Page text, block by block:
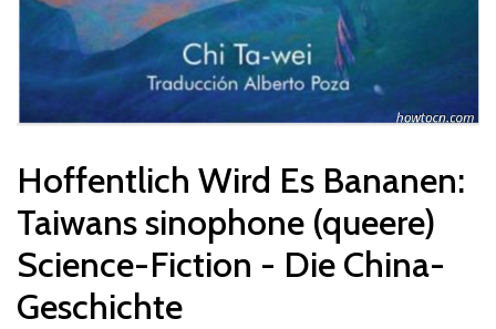
Hoffentlich Wird Es Bananen:
Taiwans sinophone (queere)
Science-Fiction - Die China-
Geschichte